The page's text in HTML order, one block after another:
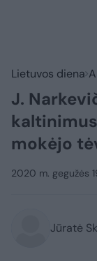
Lietuvos diena
J.
mokėjo
2020 m. gegužės
Jūratė